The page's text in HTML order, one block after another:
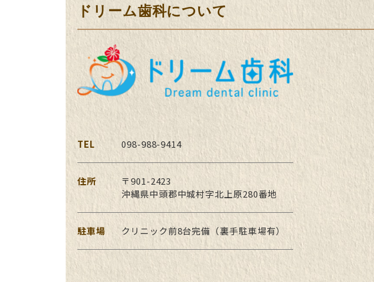
ドリーム歯科について
TEL 098-988-9414
住所
〒901-2423
沖縄県中頭郡中城村字北上原280番地
駐車場 クリニック前8台完備（裏手駐車場有）